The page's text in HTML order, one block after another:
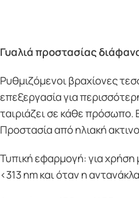
Γυαλιά προστασίας
Ρυθμιζόμενοι βραχίονες
επεξεργασία για
ταιριάζει σε κάθε πρόσωπο.
Προστασία από ηλιακή
Τυπική εφαρμογή: για
<313 nm και όταν η